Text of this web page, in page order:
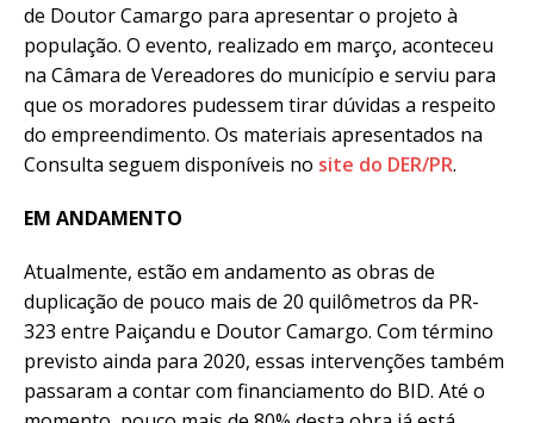
de Doutor Camargo para apresentar o projeto à
população. O evento, realizado em março, aconteceu
na Câmara de Vereadores do município e serviu para
que os moradores pudessem tirar dúvidas a respeito
do empreendimento. Os materiais apresentados na
Consulta seguem disponíveis no site do DER/PR.
EM ANDAMENTO
Atualmente, estão em andamento as obras de
duplicação de pouco mais de 20 quilômetros da PR-
323 entre Paiçandu e Doutor Camargo. Com término
previsto ainda para 2020, essas intervenções também
passaram a contar com financiamento do BID. Até o